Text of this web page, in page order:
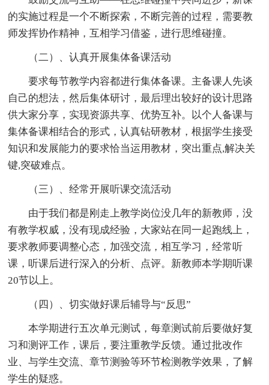
的实施过程是一个不断探索，不断完善的过程，需要教
师发挥协作精神，互相学习借鉴，进行思维碰撞。
（二）、认真开展集体备课活动
要求每节教学内容都进行集体备课。主备课人先谈
自己的想法，然后集体研讨，最后理出较好的设计思路
供大家分享，实现资源共享、优势互补。以个人备课与
集体备课相结合的形式，认真钻研教材，根据学生接受
知识和发展能力的要求恰当运用教材，突出重点,解决关
键,突破难点。
（三）、经常开展听课交流活动
由于我们都是刚走上教学岗位没几年的新教师，没
有教学权威，没有现成经验，大家站在同一起跑线上，
要求教师要调整心态，加强交流，相互学习，经常听
课，听课后进行深入的分析、点评。新教师本学期听课
20节以上。
（四）、切实做好课后辅导与“反思”
本学期进行五次单元测试，每章测试前后要做好复
习和测评工作，课后，要注重教学反馈。通过批改作
业、与学生交流、章节测验等环节检测教学效果，了解
学生的疑惑。